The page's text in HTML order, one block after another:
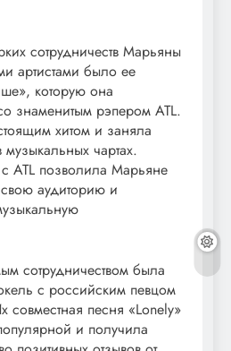
сотрудничеств Марьяны
артистами было ее
которую она
знаменитым рэпером ATL.
хитом и заняла
чартах.
ATL позволила Марьяне
аудиторию и
сотрудничеством была
с российским певцом
песня «Lonely»
и получила